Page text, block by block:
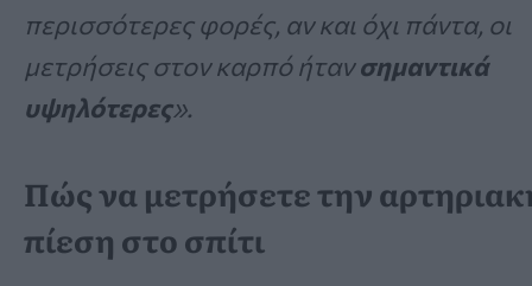
περισσότερες φορές, αν και όχι πάντα, οι
μετρήσεις στον καρπό ήτανσημαντικά
υψηλότερες».
Πώς να μετρήσετε την
πίεση στο σπίτι